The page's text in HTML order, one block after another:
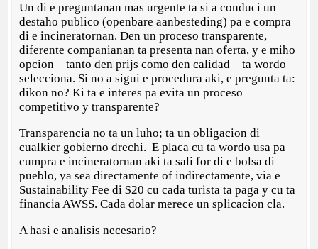
Un di e preguntanan mas urgente ta si a conduci un
destaho publico (openbare aanbesteding) pa e compra
di e incineratornan. Den un proceso transparente,
diferente companianan ta presenta nan oferta, y e miho
opcion – tanto den prijs como den calidad – ta wordo
selecciona. Si no a sigui e procedura aki, e pregunta ta:
dikon no? Ki ta e interes pa evita un proceso
competitivo y transparente?
Transparencia no ta un luho; ta un obligacion di
cualkier gobierno drechi. E placa cu ta wordo usa pa
cumpra e incineratornan aki ta sali for di e bolsa di
pueblo, ya sea directamente of indirectamente, via e
Sustainability Fee di $20 cu cada turista ta paga y cu ta
financia AWSS. Cada dolar merece un splicacion cla.
A hasi e analisis necesario?